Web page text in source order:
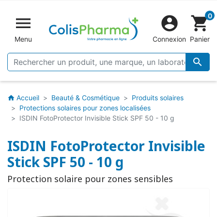

Menu


Connexion
shopping_cart0
Panier
home Accueil Beauté & Cosmétique
Produits solaires
Protections solaires pour zones localisées
ISDIN FotoProtector Invisible Stick SPF 50 - 10 g
ISDIN FotoProtector Invisible
Stick SPF 50 - 10 g
Protection solaire pour zones sensibles